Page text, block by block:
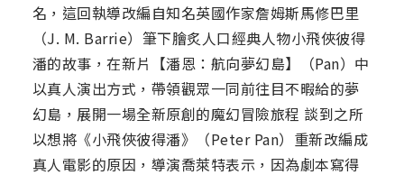
名，這回執導改編自知名英國作家詹姆斯馬修巴里
（J. M. Barrie）筆下膾炙人口經典人物小飛俠彼得
潘的故事，在新片【潘恩：航向夢幻島】（Pan）中
以真人演出方式，帶領觀眾一同前往目不暇給的夢
幻島，展開一場全新原創的魔幻冒險旅程 談到之所
以想將《小飛俠彼得潘》（Peter Pan）重新改編成
真人電影的原因，導演喬萊特表示，因為劇本寫得